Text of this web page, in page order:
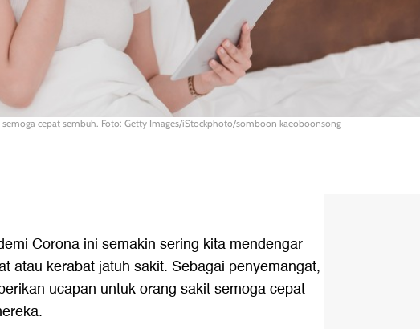
semoga cepat sembuh. Foto: Getty Images/iStockphoto/somboon kaeoboonsong
Corona ini semakin sering kita mendengar
atau kerabat jatuh sakit. Sebagai penyemangat,
ucapan untuk orang sakitsemoga cepat